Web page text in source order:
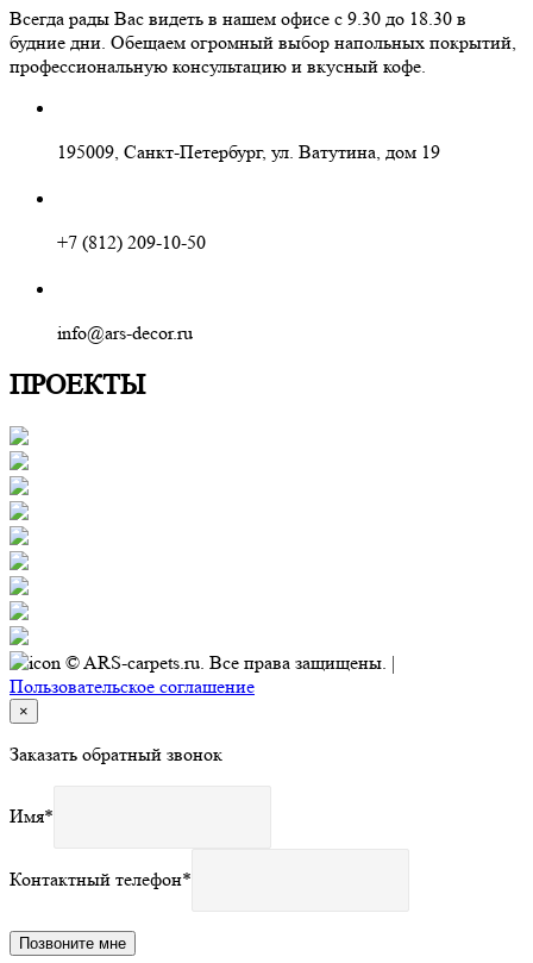
Всегда рады Вас видеть в нашем офисе с 9.30 до 18.30 в
будние дни. Обещаем огромный выбор напольных покрытий,
профессиональную консультацию и вкусный кофе.
195009, Санкт-Петербург, ул. Ватутина, дом 19
+7 (812) 209-10-50
info@ars-decor.ru
ПРОЕКТЫ
© ARS-carpets.ru. Все права защищены. |
Пользовательское соглашение
×
Заказать обратный звонок
Имя*
Контактный телефон*